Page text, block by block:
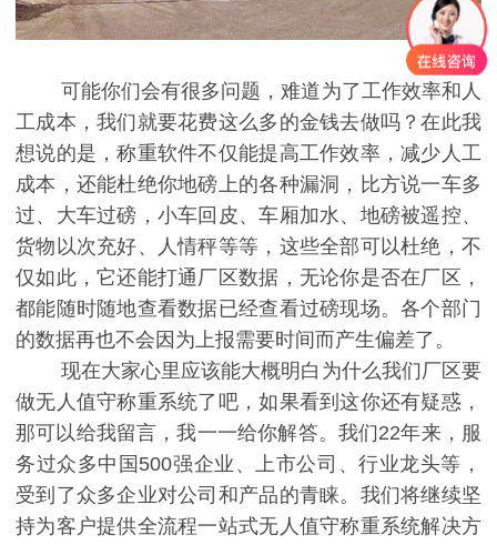
可能你们会有很多问题，难道为了工作效率和人
工成本，我们就要花费这么多的金钱去做吗？在此我
想说的是，称重软件不仅能提高工作效率，减少人工
成本，还能杜绝你地磅上的各种漏洞，比方说一车多
过、大车过磅，小车回皮、车厢加水、地磅被遥控、
货物以次充好、人情秤等等，这些全部可以杜绝，不
仅如此，它还能打通厂区数据，无论你是否在厂区，
都能随时随地查看数据已经查看过磅现场。各个部门
的数据再也不会因为上报需要时间而产生偏差了。
现在大家心里应该能大概明白为什么我们厂区要
做无人值守称重系统了吧，如果看到这你还有疑惑，
那可以给我留言，我一一给你解答。我们22年来，服
务过众多中国500强企业、上市公司、行业龙头等，
受到了众多企业对公司和产品的青睐。我们将继续坚
持为客户提供全流程一站式无人值守称重系统解决方